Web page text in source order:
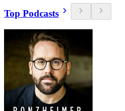
Top Podcasts